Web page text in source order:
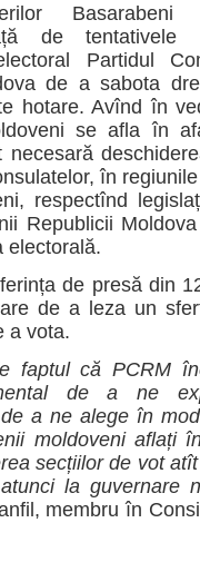
de tentativele
Partidul
de a sabota
hotare. Avînd în
se afla în
necesară
în
respectînd
Republicii
electorală.
de presă din
de a leza un
a vota.
faptul că PCRM
de a ne
a ne alege în
moldoveni aflați
secțiilor de vot
la guvernare
membru în